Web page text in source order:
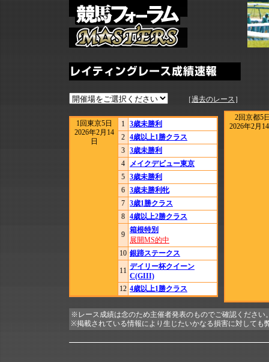
［過去のレース］
1回東京5日
2026年2月14
日
1 3歳未勝利
2 4歳以上1勝クラス
3 3歳未勝利
4
メイクデビュー東京
5 3歳未勝利
6 3歳未勝利牝
7 3歳1勝クラス
8 4歳以上2勝クラス
9
箱根特別
展開MS的中
10 銀蹄ステークス
11 デイリー杯クイーン
C(GIII)
12 4歳以上1勝クラス
2回京都5
2026年2月
※レース成績は念のため主催者発表のものでご確認ください
※掲載されている情報により生じたいかなる損害に対しても